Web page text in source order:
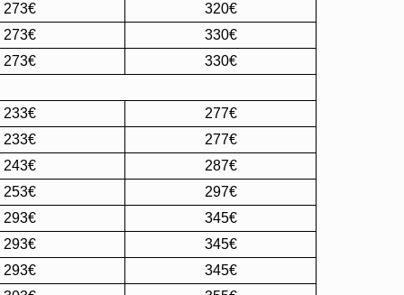
273€
320€
273€
330€
273€
330€
233€
277€
233€
277€
243€
287€
253€
297€
293€
345€
293€
345€
293€
345€